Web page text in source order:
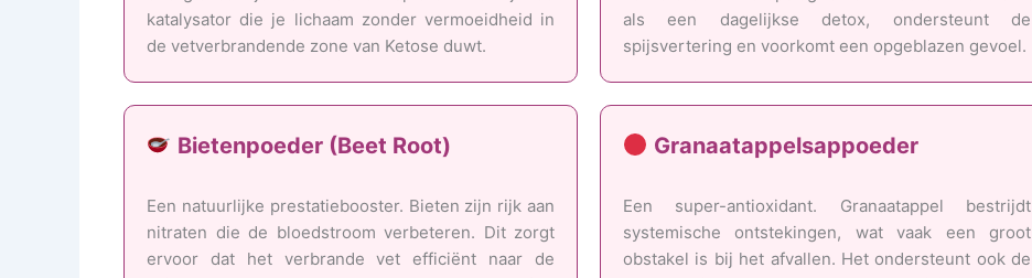
katalysator die je lichaam zonder vermoeidheid in
de vetverbrandende zone van Ketose duwt.
als een dagelijkse detox, ondersteunt de
spijsvertering en voorkomt een opgeblazen gevoel.
Bietenpoeder (Beet Root)
Een natuurlijke prestatiebooster. Bieten zijn rijk aan
nitraten die de bloedstroom verbeteren. Dit zorgt
ervoor dat het verbrande vet efficiënt naar de
Granaatappelsappoeder
Een super-antioxidant. Granaatappel bestrijdt
systemische ontstekingen, wat vaak een groot
obstakel is bij het afvallen. Het ondersteunt ook de